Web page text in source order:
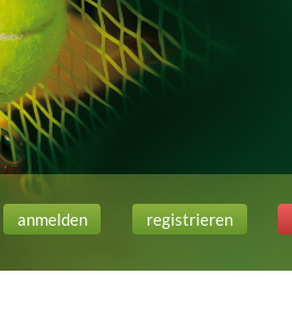
anmelden registrieren